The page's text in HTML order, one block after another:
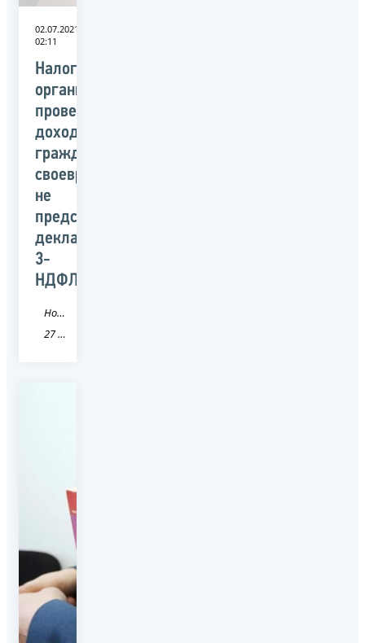
02.07.2021
02:11
Налоговые
органы
проверят
доходы
граждан,
своевременно
не
представивших
декларации
3-
НДФЛ
Новость
27 Хабаровский край